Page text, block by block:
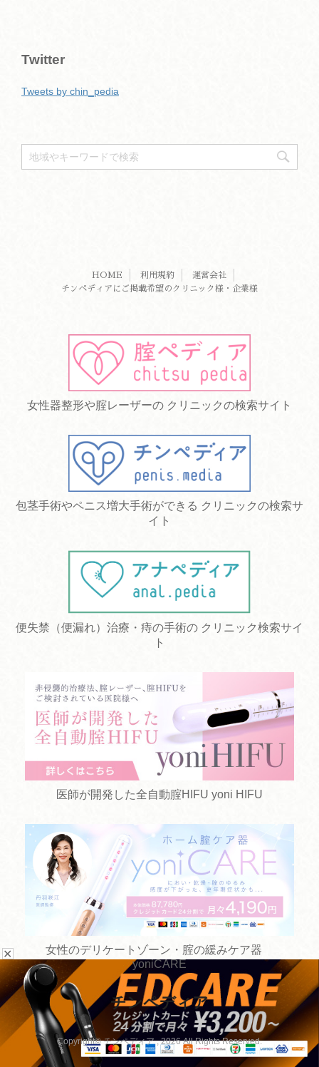
Twitter
Tweets by chin_pedia
お悩みから探す
手術方法から探す
病院を探す
手術以外の治療から探す
✕
HOME 利用規約
運営会社
チンペディアにご掲載希望のクリニック様・企業様
女性器整形や腟レーザーの クリニックの検索サイト
包茎手術やペニス増大手術ができる クリニックの検索サ
イト
便失禁（便漏れ）治療・痔の手術の クリニック検索サイ
ト
医師が開発した全自動腟HIFU yoni HIFU
女性のデリケートゾーン・腟の緩みケア器
yoniCARE
チンペディア
Copyright© チンペディア , 2026 All Rights Reserved.